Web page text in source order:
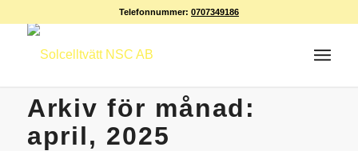
Telefonnummer: 0707349186
Arkiv för månad:
april, 2025